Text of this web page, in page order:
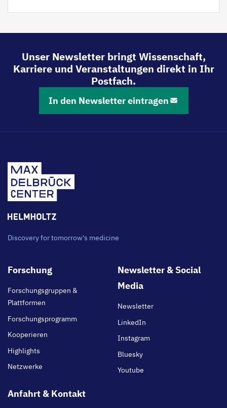
Unser Newsletter bringt Wissenschaft,
Karriere und Veranstaltungen direkt in Ihr
Postfach.
In den Newsletter eintragen
Discovery for tomorrow's medicine
Footer
Forschung
Forschungsgruppen &
Plattformen
Forschungsprogramm
Kooperieren
Highlights
Netzwerke
Newsletter & Social
Media
Newsletter
LinkedIn
Instagram
Bluesky
Youtube
Anfahrt & Kontakt